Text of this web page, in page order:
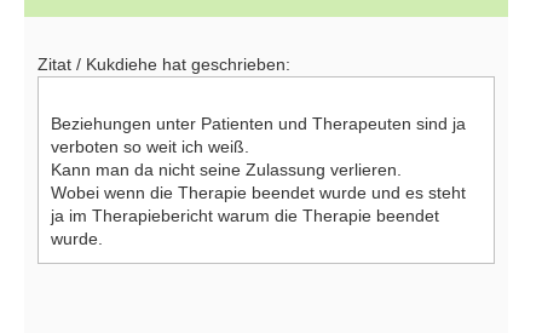
Zitat / Kukdiehe hat geschrieben:
Beziehungen unter Patienten und Therapeuten sind ja
verboten so weit ich weiß.
Kann man da nicht seine Zulassung verlieren.
Wobei wenn die Therapie beendet wurde und es steht
ja im Therapiebericht warum die Therapie beendet
wurde.